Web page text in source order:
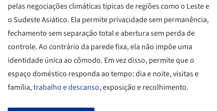
pelas negociações climáticas típicas de regiões como o Leste e
o Sudeste Asiático. Ela permite privacidade sem permanência,
fechamento sem separação total e abertura sem perda de
controle. Ao contrário da parede fixa, ela não impõe uma
identidade única ao cômodo. Em vez disso, permite que o
espaço doméstico responda ao tempo: dia e noite, visitas e
família,trabalho e descanso, exposição e recolhimento.